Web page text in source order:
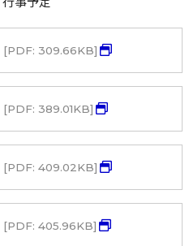
[PDF: 309.66KB]
[PDF: 389.01KB]
[PDF: 409.02KB]
[PDF: 405.96KB]